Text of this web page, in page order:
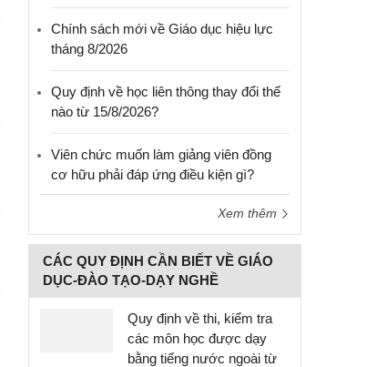
Chính sách mới về Giáo dục hiệu lực
tháng 8/2026
Quy định về học liên thông thay đổi thế
nào từ 15/8/2026?
Viên chức muốn làm giảng viên đồng
cơ hữu phải đáp ứng điều kiện gì?
Xem thêm
CÁC QUY ĐỊNH CẦN BIẾT VỀ GIÁO
DỤC-ĐÀO TẠO-DẠY NGHỀ
Quy định về thi, kiểm tra
các môn học được dạy
bằng tiếng nước ngoài từ